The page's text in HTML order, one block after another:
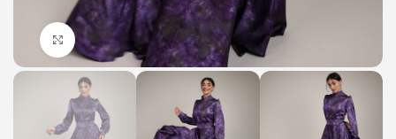
Click to enlarge